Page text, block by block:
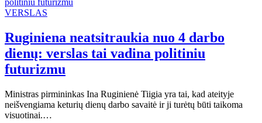
VERSLAS
Ruginiena neatsitraukia nuo 4 darbo
dienų: verslas tai vadina politiniu
futurizmu
Ministras pirmininkas Ina Ruginienė Tiigia yra tai, kad ateityje
neišvengiama keturių dienų darbo savaitė ir ji turėtų būti taikoma
visuotinai.…